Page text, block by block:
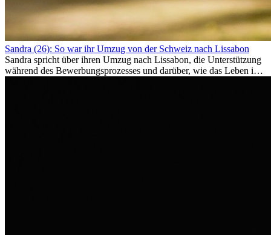
Sandra (26): So war ihr Umzug von der Schweiz nach Lissabon
Sandra spricht über ihren Umzug nach Lissabon, die Unterstützung
während des Bewerbungsprozesses und darüber, wie das Leben im